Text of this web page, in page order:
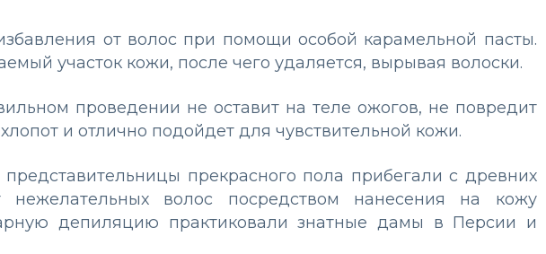
от волос при помощи особой карамельной пасты.
участок кожи, после чего удаляется, вырывая волоски.
проведении не оставит на теле ожогов, не повредит
и отлично подойдет для чувствительной кожи.
прекрасного пола прибегали с древних
нежелательных волос посредством нанесения на кожу
депиляцию практиковали знатные дамы в Персии и